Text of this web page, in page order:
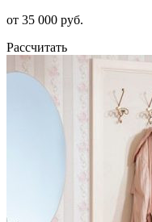
от 35 000 руб.
Рассчитать